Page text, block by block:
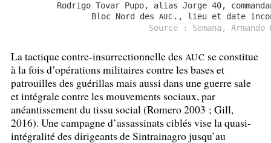
Rodrigo Tovar Pupo, alias Jorge 40,
Bloc Nord des AUC ., lieu et date
Source : Semana, Armando
La tactique contre-insurrectionnelle des AUC se constitue
à la fois d’opérations militaires contre les bases et
patrouilles des guérillas mais aussi dans une guerre sale
et intégrale contre les mouvements sociaux, par
anéantissement du tissu social (Romero 2003 ; Gill,
2016). Une campagne d’assassinats ciblés vise la quasi-
intégralité des dirigeants de Sintrainagro jusqu’au